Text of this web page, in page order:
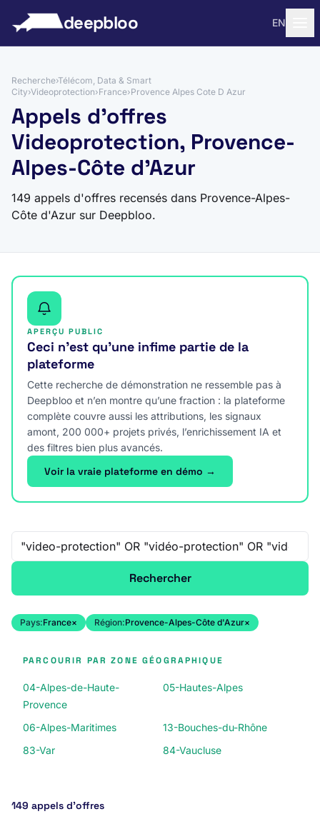
deepbloo EN
Recherche›Télécom, Data & Smart
City›Videoprotection›France›Provence Alpes Cote D Azur
Appels d'offres
Videoprotection, Provence-
Alpes-Côte d'Azur
149 appels d'offres recensés dans Provence-Alpes-
Côte d'Azur sur Deepbloo.
APERÇU PUBLIC
Ceci n’est qu’une infime partie de la
plateforme
Cette recherche de démonstration ne ressemble pas à
Deepbloo et n’en montre qu’une fraction : la plateforme
complète couvre aussi les attributions, les signaux
amont, 200 000+ projets privés, l’enrichissement IA et
des filtres bien plus avancés.
Voir la vraie plateforme en démo →
Recherche libre
Rechercher
Pays:France× Région:Provence-Alpes-Côte d'Azur×
PARCOURIR PAR ZONE GÉOGRAPHIQUE
04-Alpes-de-Haute-
Provence
05-Hautes-Alpes
06-Alpes-Maritimes
13-Bouches-du-Rhône
83-Var
84-Vaucluse
149 appels d’offres